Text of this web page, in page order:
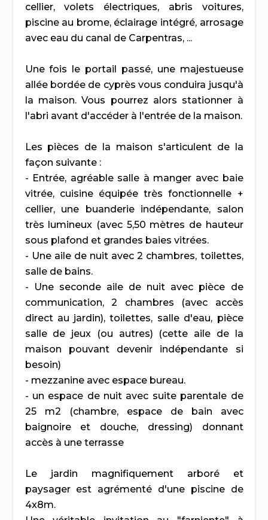
cellier, volets électriques, abris voitures,
piscine au brome, éclairage intégré, arrosage
avec eau du canal de Carpentras, ...
Une fois le portail passé, une majestueuse
allée bordée de cyprès vous conduira jusqu'à
la maison. Vous pourrez alors stationner à
l'abri avant d'accéder à l'entrée de la maison.
Les pièces de la maison s'articulent de la
façon suivante :
- Entrée, agréable salle à manger avec baie
vitrée, cuisine équipée très fonctionnelle +
cellier, une buanderie indépendante, salon
très lumineux (avec 5,50 mètres de hauteur
sous plafond et grandes baies vitrées.
- Une aile de nuit avec 2 chambres, toilettes,
salle de bains.
- Une seconde aile de nuit avec pièce de
communication, 2 chambres (avec accès
direct au jardin), toilettes, salle d'eau, pièce
salle de jeux (ou autres) (cette aile de la
maison pouvant devenir indépendante si
besoin)
- mezzanine avec espace bureau.
- un espace de nuit avec suite parentale de
25 m2 (chambre, espace de bain avec
baignoire et douche, dressing) donnant
accès à une terrasse
Le jardin magnifiquement arboré et
paysager est agrémenté d'une piscine de
4x8m.